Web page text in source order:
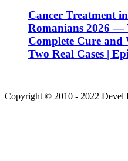
Cancer Treatment
Romanians 2026 —
Complete Cure
Two Real Cases |
Copyright © 2010 - 2022